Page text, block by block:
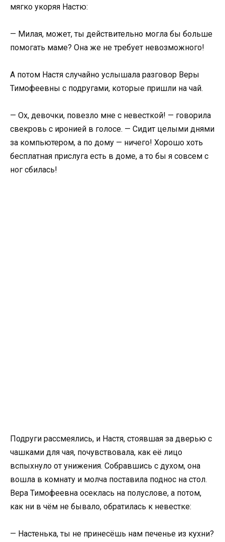
мягко укоряя Настю:
— Милая, может, ты действительно могла бы больше
помогать маме? Она же не требует невозможного!
А потом Настя случайно услышала разговор Веры
Тимофеевны с подругами, которые пришли на чай.
— Ох, девочки, повезло мне с невесткой! — говорила
свекровь с иронией в голосе. — Сидит целыми днями
за компьютером, а по дому — ничего! Хорошо хоть
бесплатная прислуга есть в доме, а то бы я совсем с
ног сбилась!
Подруги рассмеялись, и Настя, стоявшая за дверью с
чашками для чая, почувствовала, как её лицо
вспыхнуло от унижения. Собравшись с духом, она
вошла в комнату и молча поставила поднос на стол.
Вера Тимофеевна осеклась на полуслове, а потом,
как ни в чём не бывало, обратилась к невестке:
— Настенька, ты не принесёшь нам печенье из кухни?